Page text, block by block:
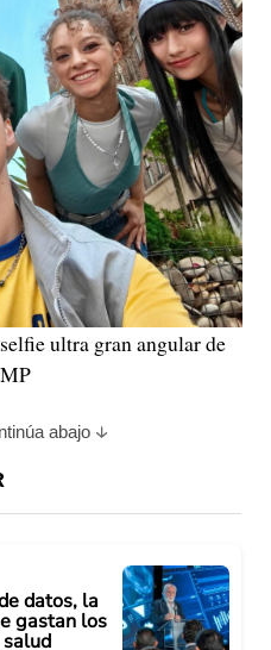
ultra gran angular de
abajo
datos, la
gastan los